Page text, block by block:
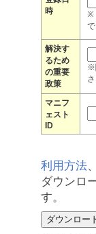
時
※
解決す
るため
の重要
政策
※
さ
マニフ
ェスト
ID
利用方法、
ダウンロ
す。